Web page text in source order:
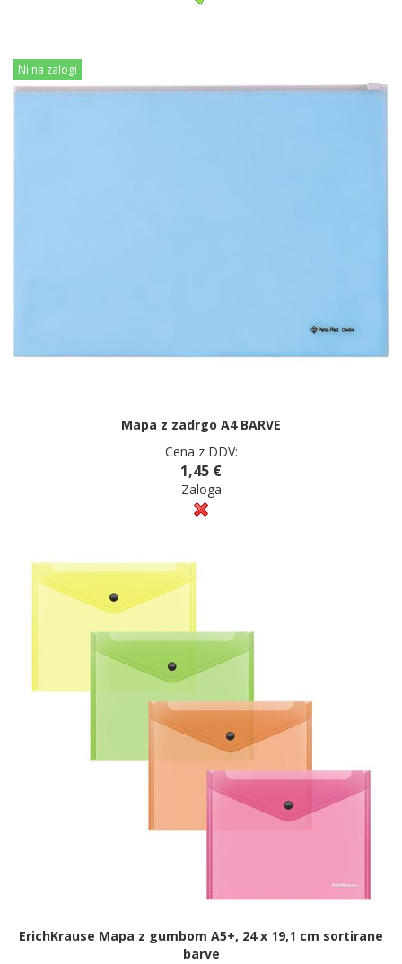
Ni na zalogi
Mapa z zadrgo A4 BARVE
Cena z DDV:
1,45 €
Zaloga
ErichKrause Mapa z gumbom A5+, 24 x 19,1 cm sortirane
barve